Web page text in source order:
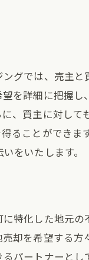
グでは、売主
を詳細に把握
、買主に対して
ることができま
をいたします。
特化した地元の
却を希望する
パートナーと